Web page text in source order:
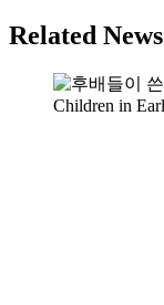
Related News